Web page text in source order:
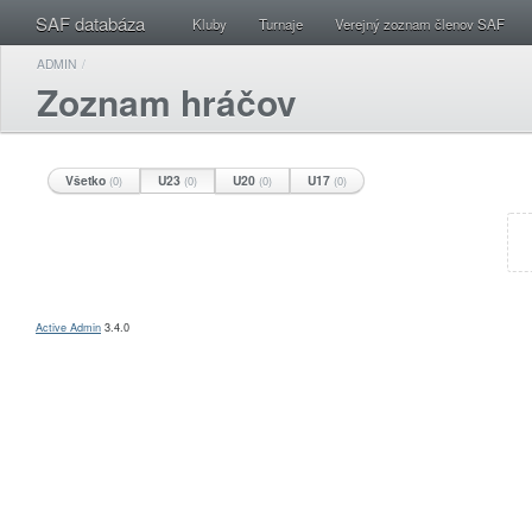
SAF databáza Kluby Turnaje Verejný zoznam členov SAF
ADMIN /
Zoznam hráčov
Všetko (0) U23 (0) U20 (0) U17 (0)
Active Admin 3.4.0